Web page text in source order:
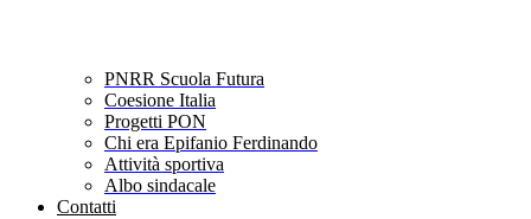
PNRR Scuola Futura
Coesione Italia
Progetti PON
Chi era Epifanio Ferdinando
Attività sportiva
Albo sindacale
Contatti